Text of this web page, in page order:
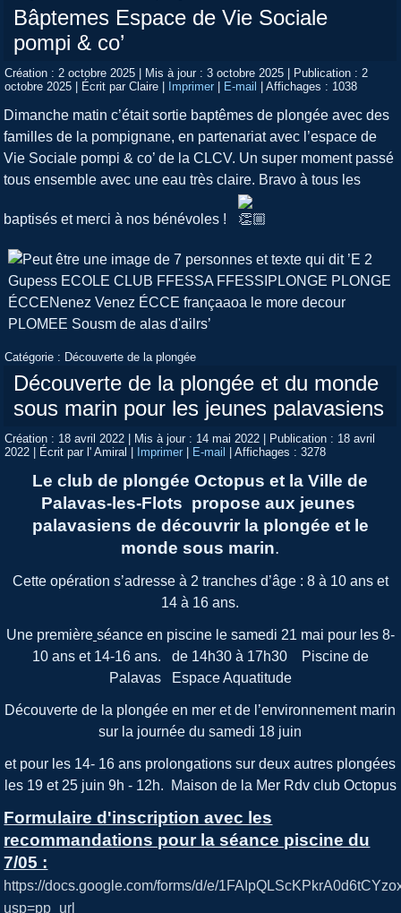
Bâptemes Espace de Vie Sociale
pompi & co’
Création : 2 octobre 2025 | Mis à jour : 3 octobre 2025 | Publication : 2
octobre 2025 | Écrit par Claire | Imprimer | E-mail |Affichages : 1038
Dimanche matin c’était sortie baptêmes de plongée avec des
familles de la pompignane, en partenariat avec l’espace de
Vie Sociale pompi & co’ de la CLCV. Un super moment passé
tous ensemble avec une eau très claire. Bravo à tous les
baptisés et merci à nos bénévoles !
Catégorie : Découverte de la plongée
Découverte de la plongée et du monde
sous marin pour les jeunes palavasiens
Création : 18 avril 2022 | Mis à jour : 14 mai 2022 | Publication : 18 avril
2022 | Écrit par l' Amiral | Imprimer | E-mail |Affichages : 3278
Le club de plongéeOctopus et la Ville de
Palavas-les-Flots propose aux jeunes
palavasiens de découvrir la plongée et le
monde sous marin.
Cette opération s’adresse à 2 tranches d’âge : 8 à 10 ans et
14 à 16 ans.
Une première séance en piscine le samedi 21 mai pour les 8-
10 ans et 14-16 ans. de 14h30 à 17h30 Piscine de
Palavas Espace Aquatitude
Découverte de la plongée en mer et de l’environnement marin
sur la journée du samedi 18 juin
et pour les 14- 16 ans prolongations sur deux autres plongées
les 19 et 25 juin 9h - 12h. Maison de la Mer Rdv club Octopus
Formulaire d'inscription avec les
recommandations pour la séance piscine du
7/05 :
https://docs.google.com/forms/d/e/
usp=pp_url